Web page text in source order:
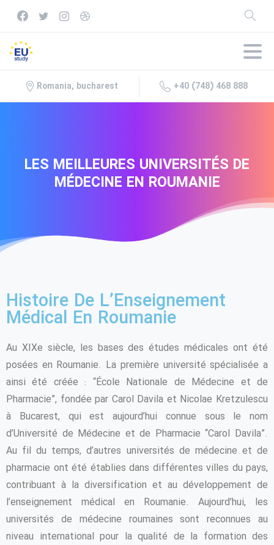
Romania, bucharest +40 (748) 468 888
LES MEILLEURES UNIVERSITÉS DE
MÉDECINE EN ROUMANIE
Histoire De L’Enseignement
Médical En Roumanie
Au XIXe siècle, les bases des études médicales ont été
posées en Roumanie. La première université spécialisée a
ainsi été créée : “École Nationale de Médecine et de
Pharmacie”, fondée par Carol Davila et Nicolae Kretzulescu
à Bucarest, qui est aujourd’hui connue sous le nom
d’Université de Médecine et de Pharmacie “Carol Davila”.
Au fil du temps, d’autres universités de médecine et de
pharmacie ont été établies dans différentes villes du pays,
contribuant à la diversification et au développement de
l’enseignement médical en Roumanie. Aujourd’hui, les
universités de médecine roumaines sont reconnues au
niveau international pour la qualité de la formation des